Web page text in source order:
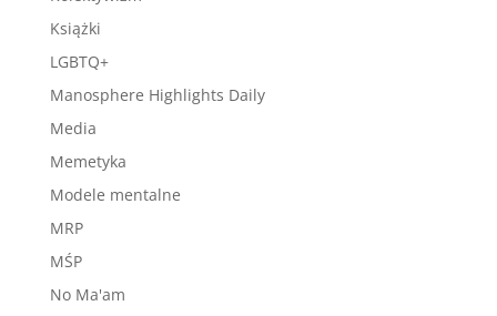
Książki
LGBTQ+
Manosphere Highlights Daily
Media
Memetyka
Modele mentalne
MRP
MŚP
No Ma'am